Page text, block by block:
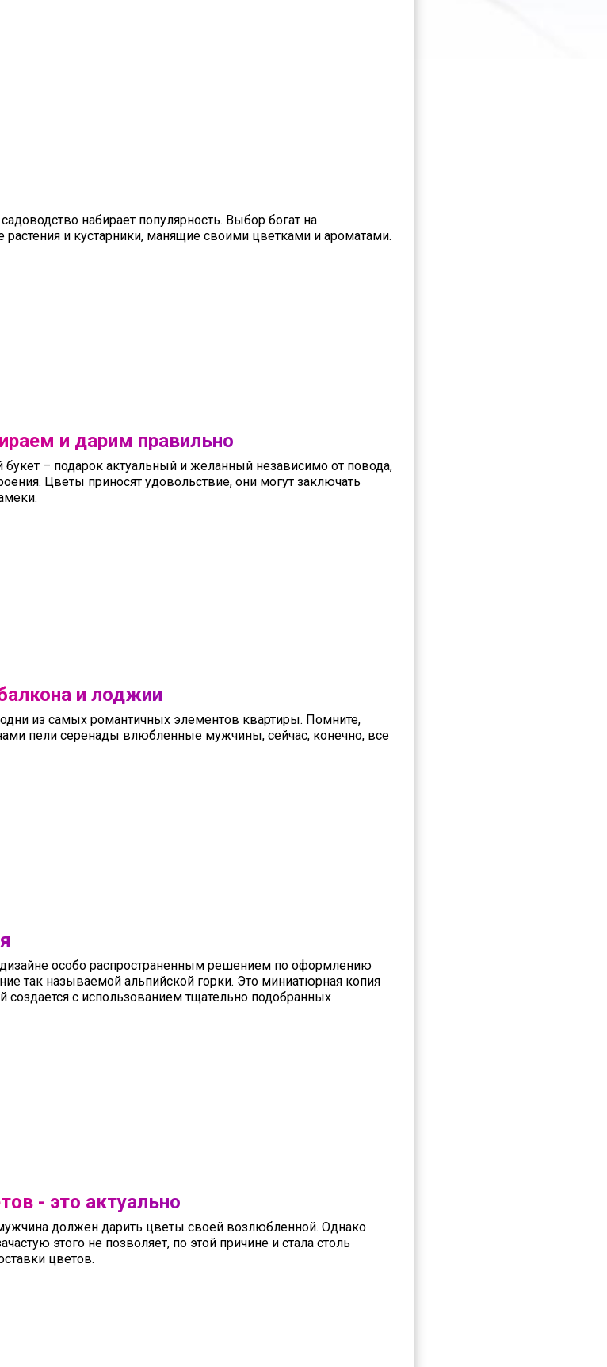
набирает популярность. Выбор богат на
растения и кустарники, манящие своими цветками и ароматами.
и дарим правильно
– подарок актуальный и желанный независимо от повода,
Цветы приносят удовольствие, они могут заключать
и лоджии
из самых романтичных элементов квартиры. Помните,
пели серенады влюбленные мужчины, сейчас, конечно, все
особо распространенным решением по оформлению
так называемой альпийской горки. Это миниатюрная копия
создается с использованием тщательно подобранных
- это актуально
должен дарить цветы своей возлюбленной. Однако
этого не позволяет, по этой причине и стала столь
цветов.